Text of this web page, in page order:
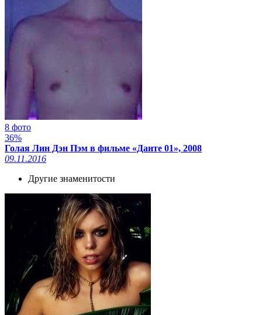
8 фото
36%
Голая Лин Дэн Пэм в фильме «Данте 01», 2008
09.11.2016
Другие знаменитости